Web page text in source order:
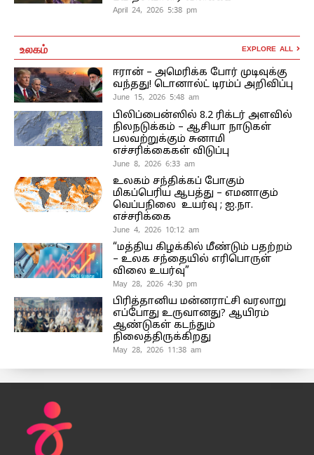
April 24, 2026 5:38 pm
உலகம் EXPLORE ALL
ஈரான் – அமெரிக்க போர் முடிவுக்கு
வந்தது! டொனால்ட் டிரம்ப் அறிவிப்பு
June 15, 2026 5:48 am
பிலிப்பைன்ஸில் 8.2 ரிக்டர் அளவில்
நிலநடுக்கம் – ஆசியா நாடுகள்
பலவற்றுக்கும் சுனாமி
எச்சரிக்கைகள் விடுப்பு
June 8, 2026 6:33 am
உலகம் சந்திக்கப் போகும்
மிகப்பெரிய ஆபத்து – எமனாகும்
வெப்பநிலை உயர்வு ; ஐ.நா.
எச்சரிக்கை
June 4, 2026 10:12 am
“மத்திய கிழக்கில் மீண்டும் பதற்றம்
– உலக சந்தையில் எரிபொருள்
விலை உயர்வு”
May 28, 2026 4:30 pm
பிரித்தானிய மன்னராட்சி வரலாறு
எப்போது உருவானது? ஆயிரம்
ஆண்டுகள் கடந்தும்
நிலைத்திருக்கிறது
May 28, 2026 11:38 am